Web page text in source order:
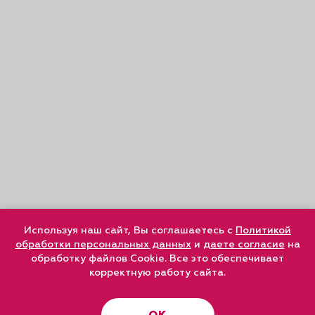
Используя наш сайт, Вы соглашаетесь с Политикой
обработки персональных данныхи даете согласие на
обработку файлов Cookie. Все это обеспечивает
корректную работу сайта.